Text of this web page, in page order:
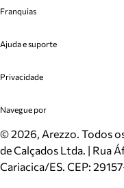
Cashback
Venda Corporativa
Mapa do Site
Inverno
Mundo Arezzo
Franquias
Plano de Negócio
Ajuda e suporte
Cadastro
Meus Pedidos
Trocas e Devoluções
Cartão Presente
Localizador de lojas
Privacidade
Politica e Privacidade
Navegue por
Sapatos
Bolsas
Scarpins
©2026, Arezzo. Todos
de Calçados Ltda. | Rua
Cariacica/ES. CEP: